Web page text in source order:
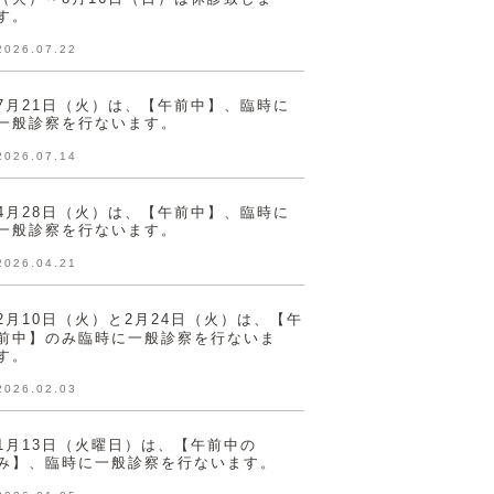
。
月21日（火）は、【午前中】、臨時に
般診察を行ないます。
月28日（火）は、【午前中】、臨時に
般診察を行ないます。
月10日（火）と2月24日（火）は、【午
中】のみ臨時に一般診察を行ないま
。
月13日（火曜日）は、【午前中の
】、臨時に一般診察を行ないます。